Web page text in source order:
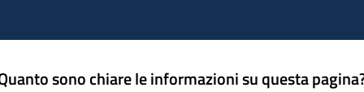
sono chiare le informazioni su questa